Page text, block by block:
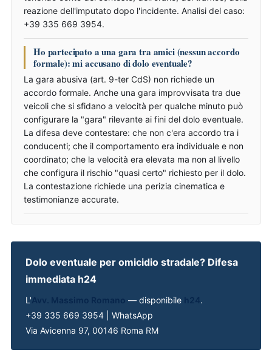
reazione dell'imputato dopo l'incidente. Analisi del caso:
+39 335 669 3954.
Ho partecipato a una gara tra amici (nessun accordo
formale): mi accusano di dolo eventuale?
La gara abusiva (art. 9-ter CdS) non richiede un
accordo formale. Anche una gara improvvisata tra due
veicoli che si sfidano a velocità per qualche minuto può
configurare la "gara" rilevante ai fini del dolo eventuale.
La difesa deve contestare: che non c'era accordo tra i
conducenti; che il comportamento era individuale e non
coordinato; che la velocità era elevata ma non al livello
che configura il rischio "quasi certo" richiesto per il dolo.
La contestazione richiede una perizia cinematica e
testimonianze accurate.
Dolo eventuale per omicidio stradale? Difesa
immediata h24
L'Avv. Massimo Romano — disponibile h24 .
+39 335 669 3954 | WhatsApp
Via Avicenna 97, 00146 Roma RM